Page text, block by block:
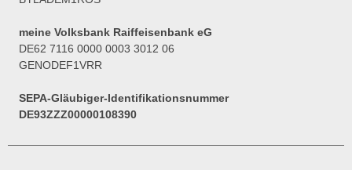
meine Volksbank Raiffeisenbank eG
DE62 7116 0000 0003 3012 06
GENODEF1VRR
SEPA-Gläubiger-Identifikationsnummer
DE93ZZZ00000108390